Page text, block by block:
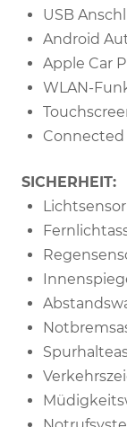
USB
Android
Apple Car
WLAN-
Connected
SICHERHEIT:
Lichtsensor